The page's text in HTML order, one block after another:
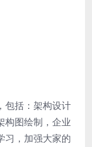
包括：架构设计
构图绘制，企业
习，加强大家的